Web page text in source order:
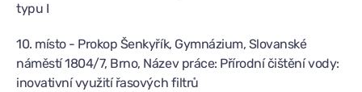
typu I
10. místo - Prokop Šenkyřík, Gymnázium, Slovanské
náměstí 1804/7, Brno, Název práce: Přírodní čištění vody:
inovativní využití řasových filtrů